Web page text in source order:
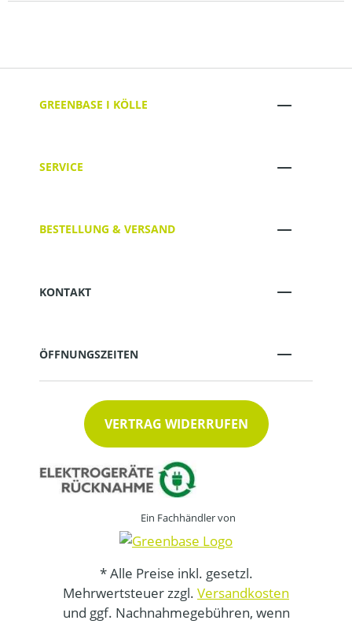
GREENBASE I KÖLLE
SERVICE
BESTELLUNG & VERSAND
KONTAKT
ÖFFNUNGSZEITEN
VERTRAG WIDERRUFEN
Ein Fachhändler von
* Alle Preise inkl. gesetzl.
Mehrwertsteuer zzgl. Versandkosten
und ggf. Nachnahmegebühren, wenn